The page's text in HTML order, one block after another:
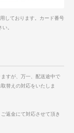
しております。カード番号
。
すが、万一、配送途中で
替えの対応をいたしま
返金にて対応させて頂き